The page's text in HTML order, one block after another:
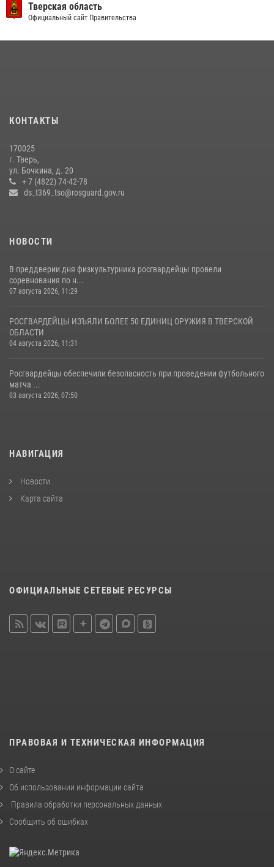
10 июля 2026, 08:44 1
(видео)
Росгвардейцы оказали помощь водителю на дороге в городе Кашин
22 июля 2026, 08:35
Тверская область
Официальный сайт Правительства
КОНТАКТЫ
170025
г. Тверь,
ул. Бочкина, д. 20
+ 7 (4822) 74-42-78
ds_t369_tso@rosguard.gov.ru
НОВОСТИ
В преддверии дня физкультурника росгвардейцы провели
соревнования по н...
07 августа 2026, 11:29
РОСГВАРДЕЙЦЫ ИЗЪЯЛИ БОЛЕЕ 50 ЕДИНИЦ ОРУЖИЯ В ТВЕРСКОЙ
ОБЛАСТИ
04 августа 2026, 11:31
Росгвардейцы обеспечили безопасность при проведении футбольного
матча ...
03 августа 2026, 07:50
НАВИГАЦИЯ
Новости
Карта сайта
ОФИЦИАЛЬНЫЕ СЕТЕВЫЕ РЕСУРСЫ
ПРАВОВАЯ И ТЕХНИЧЕСКАЯ ИНФОРМАЦИЯ
О сайте
Об использовании информации сайта
Правила обработки персональных данных
Сообщить об ошибках